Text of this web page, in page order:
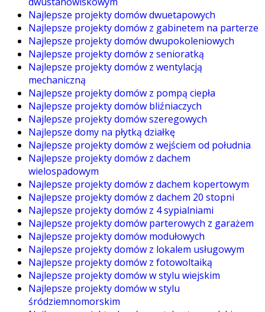
Najlepsze projekty domów dwuetapowych
Najlepsze projekty domów z gabinetem na parterze
Najlepsze projekty domów dwupokoleniowych
Najlepsze projekty domów z senioratką
Najlepsze projekty domów z wentylacją
mechaniczną
Najlepsze projekty domów z pompą ciepła
Najlepsze projekty domów bliźniaczych
Najlepsze projekty domów szeregowych
Najlepsze domy na płytką działkę
Najlepsze projekty domów z wejściem od południa
Najlepsze projekty domów z dachem
wielospadowym
Najlepsze projekty domów z dachem kopertowym
Najlepsze projekty domów z dachem 20 stopni
Najlepsze projekty domów z 4 sypialniami
Najlepsze projekty domów parterowych z garażem
Najlepsze projekty domów modułowych
Najlepsze projekty domów z lokalem usługowym
Najlepsze projekty domów z fotowoltaiką
Najlepsze projekty domów w stylu wiejskim
Najlepsze projekty domów w stylu
śródziemnomorskim